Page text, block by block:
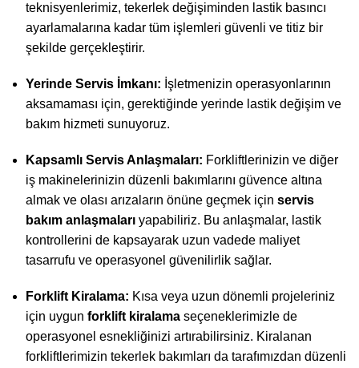
teknisyenlerimiz, tekerlek değişiminden lastik basıncı
ayarlamalarına kadar tüm işlemleri güvenli ve titiz bir
şekilde gerçekleştirir.
Yerinde Servis İmkanı: İşletmenizin operasyonlarının
aksamaması için, gerektiğinde yerinde lastik değişim ve
bakım hizmeti sunuyoruz.
Kapsamlı Servis Anlaşmaları: Forkliftlerinizin ve diğer
iş makinelerinizin düzenli bakımlarını güvence altına
almak ve olası arızaların önüne geçmek için servis
bakım anlaşmaları yapabiliriz. Bu anlaşmalar, lastik
kontrollerini de kapsayarak uzun vadede maliyet
tasarrufu ve operasyonel güvenilirlik sağlar.
Forklift Kiralama: Kısa veya uzun dönemli projeleriniz
için uygun forklift kiralama seçeneklerimizle de
operasyonel esnekliğinizi artırabilirsiniz. Kiralanan
forkliftlerimizin tekerlek bakımları da tarafımızdan düzenli